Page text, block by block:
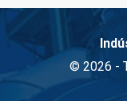
© 2026 -